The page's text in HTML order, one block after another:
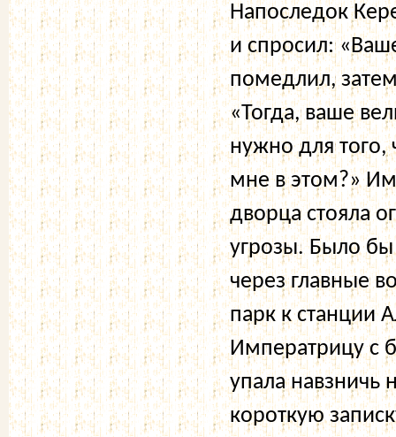
Напоследок
и спросил:
помедлил,
«Тогда, ваше
нужно для того,
мне в этом?»
дворца стояла
угрозы. Было
через главные
парк к станции
Императрицу с
упала навзничь
короткую